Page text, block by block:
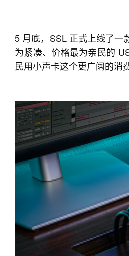
5 月底，SSL 正式上线了
为紧凑、价格最为亲民的
民用小声卡这个更广阔的消